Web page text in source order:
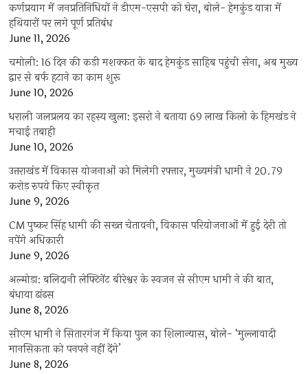
कर्णप्रयाग में जनप्रतिनिधियों ने डीएम-एसपी को घेरा, बोले- हेमकुंड यात्रा में
हथियारों पर लगे पूर्ण प्रतिबंध
June 11, 2026
चमोली: 16 दिन की कड़ी मशक्कत के बाद हेमकुंड साहिब पहुंची सेना, अब मुख्य
द्वार से बर्फ हटाने का काम शुरू
June 10, 2026
धराली जलप्रलय का रहस्य खुला: इसरो ने बताया 69 लाख किलो के हिमखंड ने
मचाई तबाही
June 10, 2026
उत्तराखंड में विकास योजनाओं को मिलेगी रफ्तार, मुख्यमंत्री धामी ने 20.79
करोड़ रुपये किए स्वीकृत
June 9, 2026
CM पुष्कर सिंह धामी की सख्त चेतावनी, विकास परियोजनाओं में हुई देरी तो
नपेंगे अधिकारी
June 9, 2026
अल्मोड़ा: बलिदानी लेफ्टिनेंट बीरेश्वर के स्वजन से सीएम धामी ने की बात,
बंधाया ढांढस
June 8, 2026
सीएम धामी ने सितारगंज में किया पुल का शिलान्यास, बोले- ‘मुल्लावादी
मानसिकता को पनपने नहीं देंगे’
June 8, 2026